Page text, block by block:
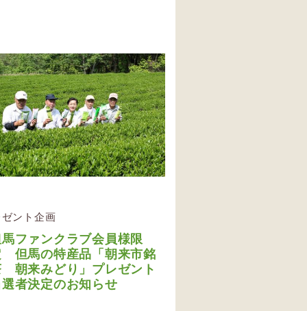
ント企画
ファンクラブ会員様限
但馬の特産品「朝来市銘
朝来みどり」プレゼント
者決定のお知らせ